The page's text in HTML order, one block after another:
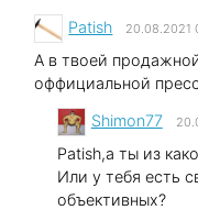
Patish 20.08.2021
А в твоей
оффициальной
Shimon77
Patish,а ты из
Или у тебя есть
объективных?